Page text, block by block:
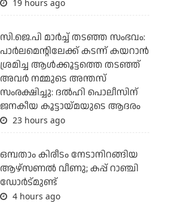
19 hours ago
സി.ജെ.പി മാര്‍ച്ച് തടഞ്ഞ സംഭവം:
പാര്‍ലമെന്റിലേക്ക് കടന്ന് കയറാന്‍
ശ്രമിച്ച ആള്‍ക്കൂട്ടത്തെ തടഞ്ഞ്
അവര്‍ നമ്മുടെ അന്തസ്
സംരക്ഷിച്ചു: ദല്‍ഹി പൊലീസിന്
ജനകീയ കൂട്ടായ്മയുടെ ആദരം
23 hours ago
ഒമ്പതാം കിരീടം നേടാനിറങ്ങിയ
ആഴ്സണല്‍ വീണു; കപ്പ് റാഞ്ചി
ഡോര്‍ട്മുണ്ട്
4 hours ago